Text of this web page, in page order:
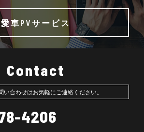
愛車PVサービス
Contact
い合わせはお気軽にご連絡ください。
4206